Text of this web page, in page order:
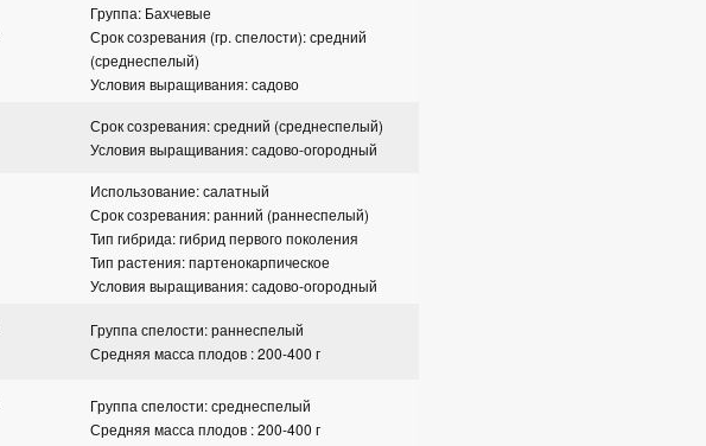
Группа: Бахчевые
Срок созревания (гр. спелости): средний
(среднеспелый)
Условия выращивания: садово
Срок созревания: средний (среднеспелый)
Условия выращивания: садово-огородный
Использование: салатный
Срок созревания: ранний (раннеспелый)
Тип гибрида: гибрид первого поколения
Тип растения: партенокарпическое
Условия выращивания: садово-огородный
Группа спелости: раннеспелый
Средняя масса плодов : 200-400 г
Группа спелости: среднеспелый
Средняя масса плодов : 200-400 г